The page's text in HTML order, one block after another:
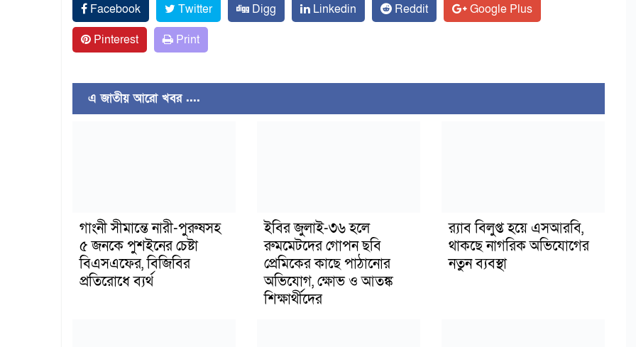
Facebook Twitter Digg Linkedin Reddit
Google Plus
Pinterest
Print
এ জাতীয় আরো খবর ....
গাংনী সীমান্তে নারী-পুরুষসহ
৫ জনকে পুশইনের চেষ্টা
বিএসএফের, বিজিবির
প্রতিরোধে ব্যর্থ
ইবির জুলাই-৩৬ হলে
রুমমেটদের গোপন ছবি
প্রেমিকের কাছে পাঠানোর
অভিযোগ, ক্ষোভ ও আতঙ্ক
শিক্ষার্থীদের
র‍্যাব বিলুপ্ত হয়ে এসআরবি,
থাকছে নাগরিক অভিযোগের
নতুন ব্যবস্থা